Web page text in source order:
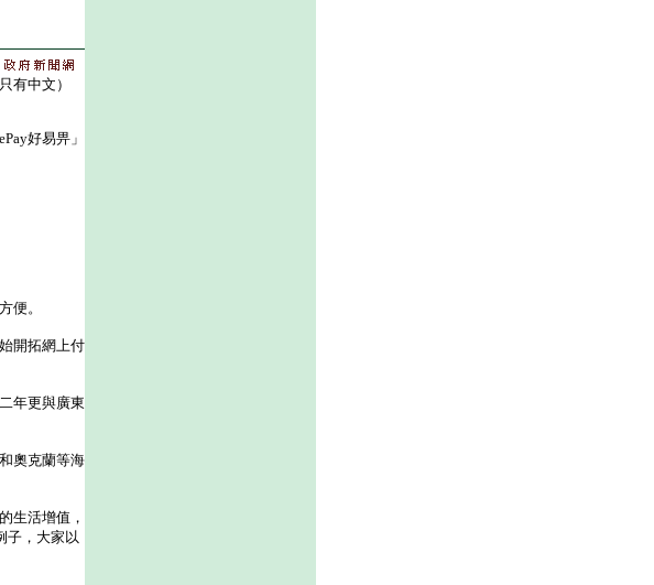
有中文）
好易畀」
便。
開拓網上付
年更與廣東
奧克蘭等海
生活增值，
子，大家以